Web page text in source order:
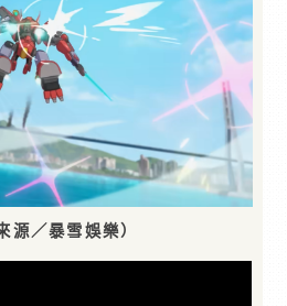
源／暴雪娛樂）